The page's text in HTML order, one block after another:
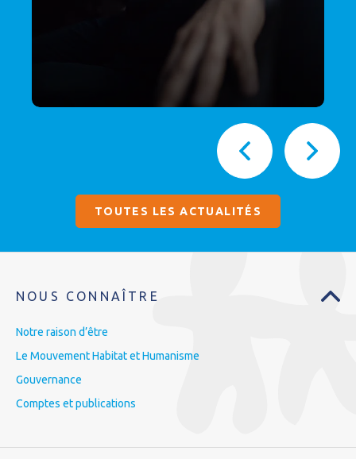
TOUTES LES ACTUALITÉS
NOUS CONNAÎTRE
Notre raison d’être
Le Mouvement Habitat et Humanisme
Gouvernance
Comptes et publications